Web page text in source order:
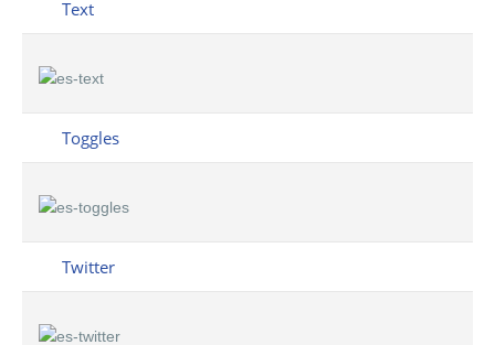
Text
Toggles
Twitter